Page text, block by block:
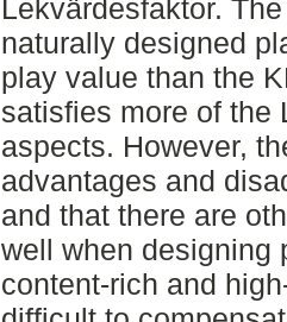
Lekvärdesfaktor.
naturally designed
play value than the
satisfies more of the
aspects. However,
advantages and
and that there are
well when designing
content-rich and